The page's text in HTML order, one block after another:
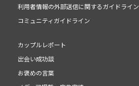
利用者情報の外部送信に関するガイドライン
コミュニティガイドライン
カップルレポート
出会い成功談
お褒めの言葉